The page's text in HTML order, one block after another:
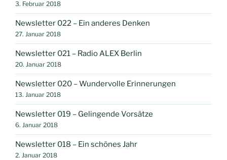
3. Februar 2018
Newsletter 022 – Ein anderes Denken
27. Januar 2018
Newsletter 021 – Radio ALEX Berlin
20. Januar 2018
Newsletter 020 – Wundervolle Erinnerungen
13. Januar 2018
Newsletter 019 – Gelingende Vorsätze
6. Januar 2018
Newsletter 018 – Ein schönes Jahr
2. Januar 2018